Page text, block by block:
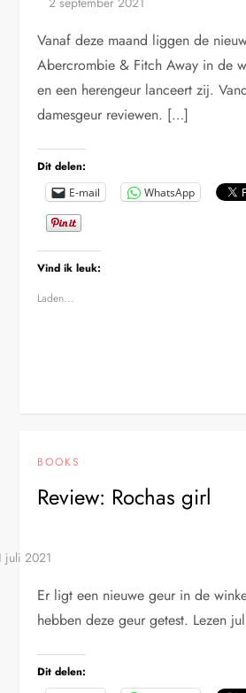
Vanaf deze maand liggen de
Abercrombie & Fitch Away in de
en een herengeur lanceert zij.
damesgeur reviewen. […]
Dit delen:
E-mail WhatsApp
Vind ik leuk:
Laden...
BOOKS
Review: Rochas girl
Er ligt een nieuwe geur in de
hebben deze geur getest. Lezen
Dit delen: